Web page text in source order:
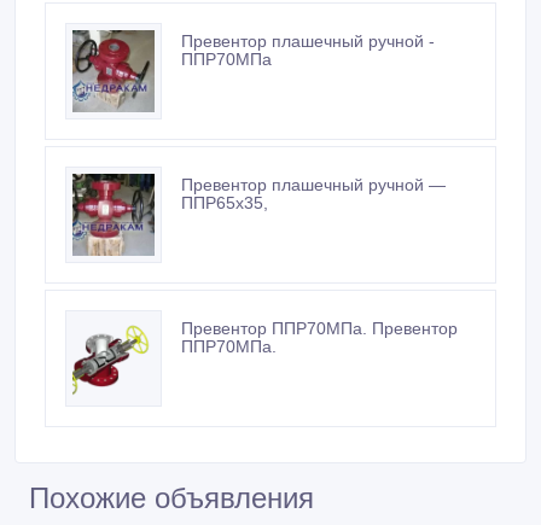
Превентор плашечный ручной -
ППР70МПа
Превентор плашечный ручной —
ППР65х35,
Превентор ППР70МПа. Превентор
ППР70МПа.
Похожие объявления